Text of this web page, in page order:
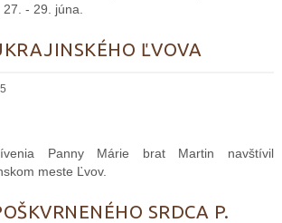
- 29. júna.
ĽVOVA
Panny Márie brat Martin navštívil
meste Ľvov.
SRDCA P.